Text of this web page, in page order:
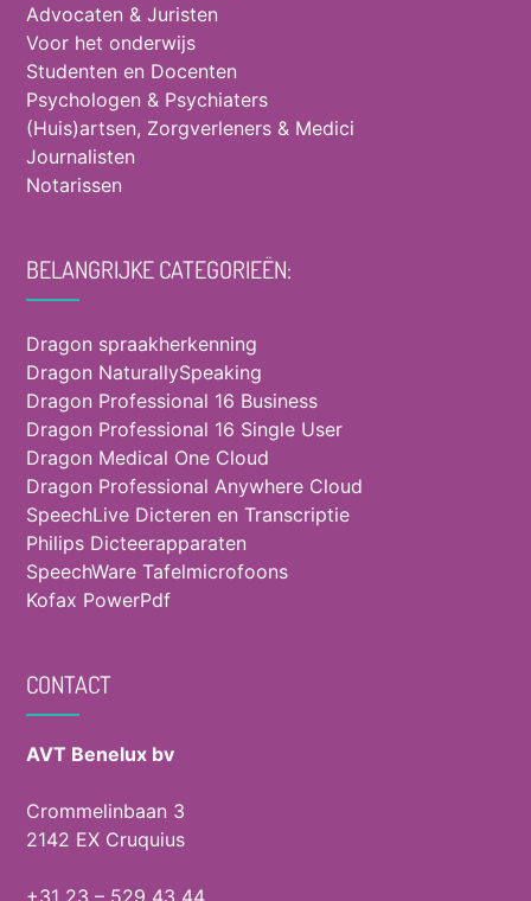
Advocaten & Juristen
Voor het onderwijs
Studenten en Docenten
Psychologen & Psychiaters
(Huis)artsen, Zorgverleners & Medici
Journalisten
Notarissen
BELANGRIJKE CATEGORIEËN:
Dragon spraakherkenning
Dragon NaturallySpeaking
Dragon Professional 16 Business
Dragon Professional 16 Single User
Dragon Medical One Cloud
Dragon Professional Anywhere Cloud
SpeechLive Dicteren en Transcriptie
Philips Dicteerapparaten
SpeechWare Tafelmicrofoons
Kofax PowerPdf
CONTACT
AVT Benelux bv
Crommelinbaan 3
2142 EX Cruquius